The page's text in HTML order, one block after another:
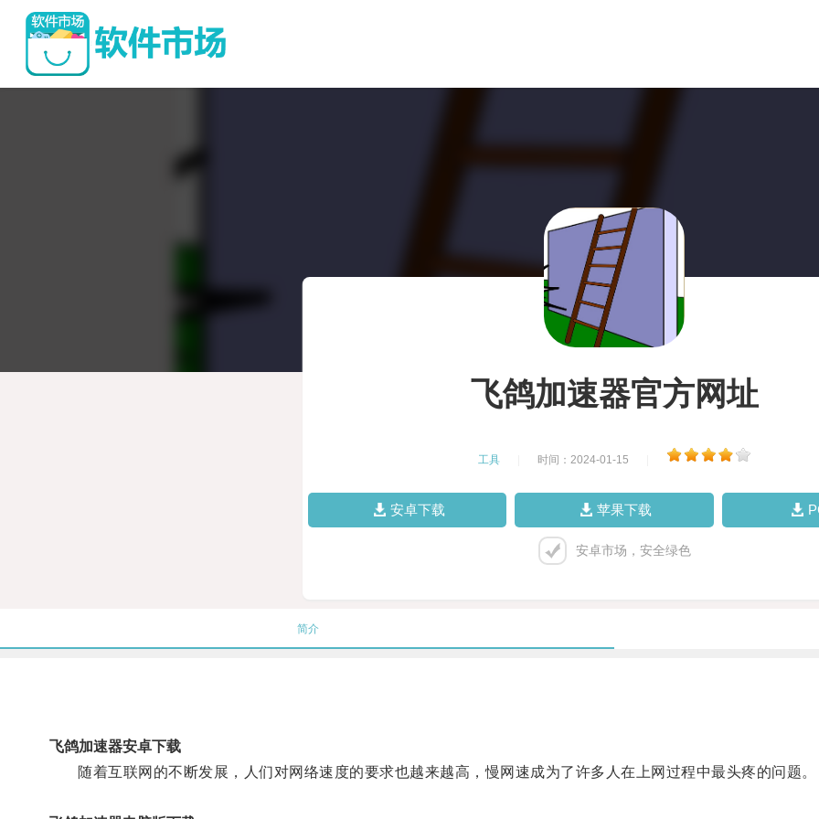
飞鸽加速器官方网址
工具 时间：2024-01-15
安卓下载 苹果下载
安卓市场，安全绿色
简介
飞鸽加速器安卓下载
随着互联网的不断发展，人们对网络速度的要求也越来越高，慢网速成为了许多人在上网过程中最头疼的问题。